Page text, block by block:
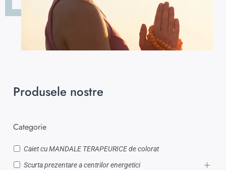
Produsele nostre
Categorie
Caiet cu MANDALE TERAPEURICE de colorat
Scurta prezentare a centrilor energetici